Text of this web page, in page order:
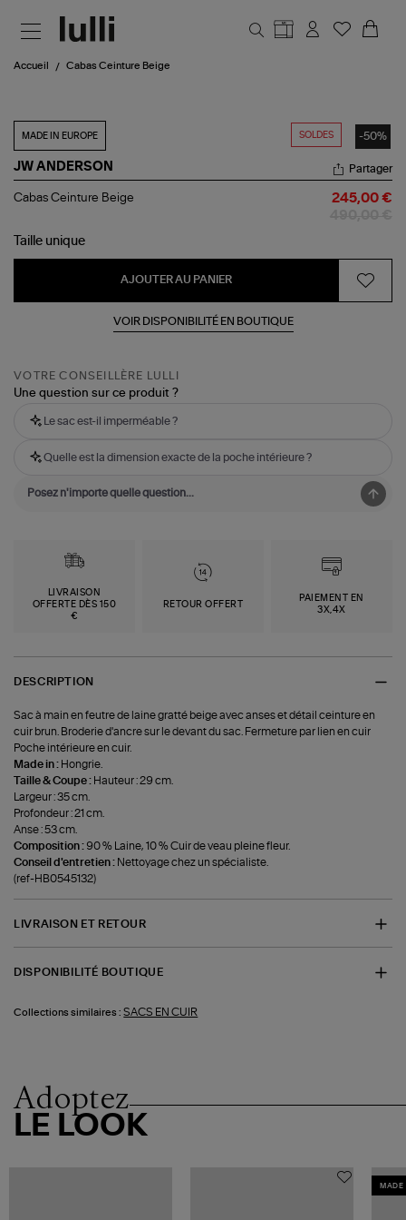
Accueil Cabas Ceinture Beige
SOLDES -50%
MADE IN EUROPE
JW ANDERSON
Cabas
Partager
Cabas Ceinture Beige 245,00 €
Taille unique
AJOUTER AU PANIER
VOIR DISPONIBILITÉ EN BOUTIQUE
VOTRE CONSEILLÈRE LULLI
Une question sur ce produit ?
Le sac est-il imperméable ?
Quelle est la dimension exacte de la poche intérieure ?
LIVRAISON
OFFERTE DÈS 150
€
RETOUR OFFERT
PAIEMENT EN
3X,4X
DESCRIPTION
Sac à main en feutre de laine gratté beige avec anses et détail ceinture en
cuir brun. Broderie d'ancre sur le devant du sac. Fermeture par lien en cuir
Poche intérieure en cuir.
Made in : Hongrie.
Taille & Coupe : Hauteur : 29 cm.
Largeur : 35 cm.
Profondeur : 21 cm.
Anse : 53 cm.
Composition : 90 % Laine, 10 % Cuir de veau pleine fleur.
Conseil d'entretien : Nettoyage chez un spécialiste.
(ref-HB0545132)
LIVRAISON ET RETOUR
DISPONIBILITÉ BOUTIQUE
Collections similaires : SACS EN CUIR
Adoptez
LE LOOK
MADE